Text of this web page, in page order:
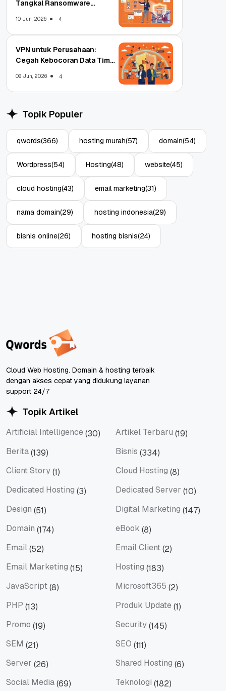
Tangkal Ransomware
10 Jun, 2026 4
VPN untuk Perusahaan:
Cegah Kebocoran Data Tim
09 Jun, 2026 4
Topik Populer
qwords(366) hosting murah(57) domain(54)
Wordpress(54) Hosting(48) website(45)
cloud hosting(43) email marketing(31)
nama domain(29) hosting indonesia(29)
bisnis online(26) hosting bisnis(24)
Cloud Web Hosting. Domain & hosting terbaik
dengan akses cepat yang didukung layanan
support 24/7
Topik Artikel
Artificial Intelligence (30) Artikel Terbaru (19)
Berita(139) Bisnis (334)
Client Story(1) Cloud Hosting (8)
Dedicated Hosting (3) Dedicated Server (10)
Design (51) Digital Marketing (147)
Domain (174) eBook (8)
Email(52) Email Client(2)
Email Marketing (15) Hosting (183)
JavaScript(8) Microsoft365 (2)
PHP (13) Produk Update (1)
Promo (19) Security(145)
SEM (21) SEO (111)
Server (26) Shared Hosting (6)
Social Media(69) Teknologi (182)